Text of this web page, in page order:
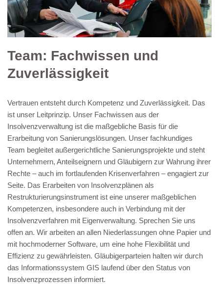
Team: Fachwissen und
Zuverlässigkeit
Vertrauen entsteht durch Kompetenz und Zuverlässigkeit. Das
ist unser Leitprinzip. Unser Fachwissen aus der
Insolvenzverwaltung ist die maßgebliche Basis für die
Erarbeitung von Sanierungslösungen. Unser fachkundiges
Team begleitet außergerichtliche Sanierungsprojekte und steht
Unternehmern, Anteilseignern und Gläubigern zur Wahrung ihrer
Rechte – auch im fortlaufenden Krisenverfahren – engagiert zur
Seite. Das Erarbeiten von Insolvenzplänen als
Restrukturierungsinstrument ist eine unserer maßgeblichen
Kompetenzen, insbesondere auch in Verbindung mit der
Insolvenzverfahren mit Eigenverwaltung. Sprechen Sie uns
offen an. Wir arbeiten an allen Niederlassungen ohne Papier und
mit hochmoderner Software, um eine hohe Flexibilität und
Effizienz zu gewährleisten. Gläubigerparteien halten wir durch
das Informationssystem GIS laufend über den Status von
Insolvenzprozessen informiert.